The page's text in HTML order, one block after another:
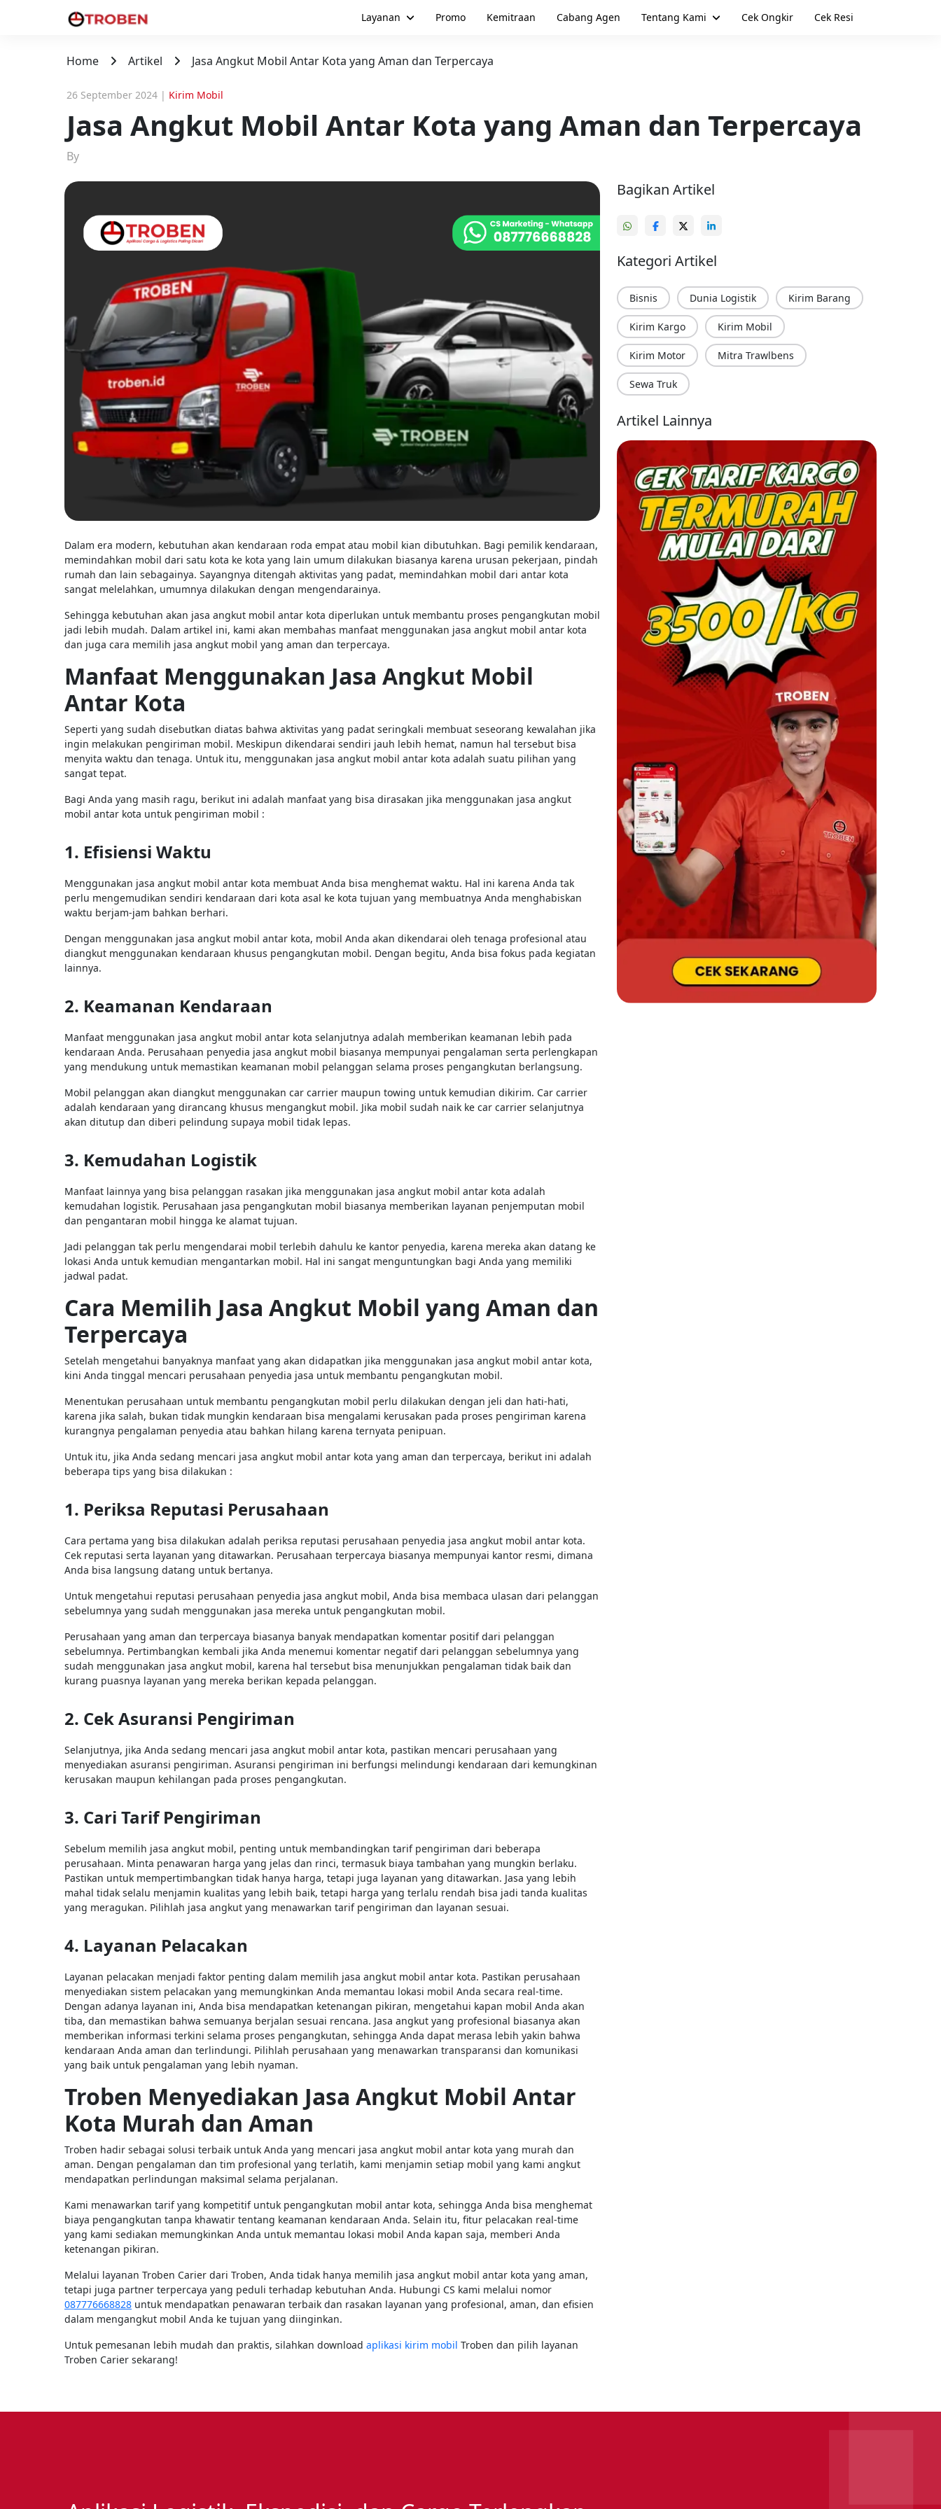
Layanan Promo Kemitraan Cabang Agen Tentang Kami Cek Ongkir Cek Resi
Home Artikel Jasa Angkut Mobil Antar Kota yang Aman dan Terpercaya
26 September 2024 | Kirim Mobil
Jasa Angkut Mobil Antar Kota yang Aman dan Terpercaya
By
Dalam era modern, kebutuhan akan kendaraan roda empat atau mobil kian dibutuhkan. Bagi pemilik kendaraan,
memindahkan mobil dari satu kota ke kota yang lain umum dilakukan biasanya karena urusan pekerjaan, pindah
rumah dan lain sebagainya. Sayangnya ditengah aktivitas yang padat, memindahkan mobil dari antar kota
sangat melelahkan, umumnya dilakukan dengan mengendarainya.
Sehingga kebutuhan akan jasa angkut mobil antar kota diperlukan untuk membantu proses pengangkutan mobil
jadi lebih mudah. Dalam artikel ini, kami akan membahas manfaat menggunakan jasa angkut mobil antar kota
dan juga cara memilih jasa angkut mobil yang aman dan terpercaya.
Manfaat Menggunakan Jasa Angkut Mobil
Antar Kota
Seperti yang sudah disebutkan diatas bahwa aktivitas yang padat seringkali membuat seseorang kewalahan jika
ingin melakukan pengiriman mobil. Meskipun dikendarai sendiri jauh lebih hemat, namun hal tersebut bisa
menyita waktu dan tenaga. Untuk itu, menggunakan jasa angkut mobil antar kota adalah suatu pilihan yang
sangat tepat.
Bagi Anda yang masih ragu, berikut ini adalah manfaat yang bisa dirasakan jika menggunakan jasa angkut
mobil antar kota untuk pengiriman mobil :
1. Efisiensi Waktu
Menggunakan jasa angkut mobil antar kota membuat Anda bisa menghemat waktu. Hal ini karena Anda tak
perlu mengemudikan sendiri kendaraan dari kota asal ke kota tujuan yang membuatnya Anda menghabiskan
waktu berjam-jam bahkan berhari.
Dengan menggunakan jasa angkut mobil antar kota, mobil Anda akan dikendarai oleh tenaga profesional atau
diangkut menggunakan kendaraan khusus pengangkutan mobil. Dengan begitu, Anda bisa fokus pada kegiatan
lainnya.
2. Keamanan Kendaraan
Manfaat menggunakan jasa angkut mobil antar kota selanjutnya adalah memberikan keamanan lebih pada
kendaraan Anda. Perusahaan penyedia jasa angkut mobil biasanya mempunyai pengalaman serta perlengkapan
yang mendukung untuk memastikan keamanan mobil pelanggan selama proses pengangkutan berlangsung.
Mobil pelanggan akan diangkut menggunakan car carrier maupun towing untuk kemudian dikirim. Car carrier
adalah kendaraan yang dirancang khusus mengangkut mobil. Jika mobil sudah naik ke car carrier selanjutnya
akan ditutup dan diberi pelindung supaya mobil tidak lepas.
3. Kemudahan Logistik
Manfaat lainnya yang bisa pelanggan rasakan jika menggunakan jasa angkut mobil antar kota adalah
kemudahan logistik. Perusahaan jasa pengangkutan mobil biasanya memberikan layanan penjemputan mobil
dan pengantaran mobil hingga ke alamat tujuan.
Jadi pelanggan tak perlu mengendarai mobil terlebih dahulu ke kantor penyedia, karena mereka akan datang ke
lokasi Anda untuk kemudian mengantarkan mobil. Hal ini sangat menguntungkan bagi Anda yang memiliki
jadwal padat.
Cara Memilih Jasa Angkut Mobil yang Aman dan
Terpercaya
Setelah mengetahui banyaknya manfaat yang akan didapatkan jika menggunakan jasa angkut mobil antar kota,
kini Anda tinggal mencari perusahaan penyedia jasa untuk membantu pengangkutan mobil.
Menentukan perusahaan untuk membantu pengangkutan mobil perlu dilakukan dengan jeli dan hati-hati,
karena jika salah, bukan tidak mungkin kendaraan bisa mengalami kerusakan pada proses pengiriman karena
kurangnya pengalaman penyedia atau bahkan hilang karena ternyata penipuan.
Untuk itu, jika Anda sedang mencari jasa angkut mobil antar kota yang aman dan terpercaya, berikut ini adalah
beberapa tips yang bisa dilakukan :
1. Periksa Reputasi Perusahaan
Cara pertama yang bisa dilakukan adalah periksa reputasi perusahaan penyedia jasa angkut mobil antar kota.
Cek reputasi serta layanan yang ditawarkan. Perusahaan terpercaya biasanya mempunyai kantor resmi, dimana
Anda bisa langsung datang untuk bertanya.
Untuk mengetahui reputasi perusahaan penyedia jasa angkut mobil, Anda bisa membaca ulasan dari pelanggan
sebelumnya yang sudah menggunakan jasa mereka untuk pengangkutan mobil.
Perusahaan yang aman dan terpercaya biasanya banyak mendapatkan komentar positif dari pelanggan
sebelumnya. Pertimbangkan kembali jika Anda menemui komentar negatif dari pelanggan sebelumnya yang
sudah menggunakan jasa angkut mobil, karena hal tersebut bisa menunjukkan pengalaman tidak baik dan
kurang puasnya layanan yang mereka berikan kepada pelanggan.
2. Cek Asuransi Pengiriman
Selanjutnya, jika Anda sedang mencari jasa angkut mobil antar kota, pastikan mencari perusahaan yang
menyediakan asuransi pengiriman. Asuransi pengiriman ini berfungsi melindungi kendaraan dari kemungkinan
kerusakan maupun kehilangan pada proses pengangkutan.
3. Cari Tarif Pengiriman
Sebelum memilih jasa angkut mobil, penting untuk membandingkan tarif pengiriman dari beberapa
perusahaan. Minta penawaran harga yang jelas dan rinci, termasuk biaya tambahan yang mungkin berlaku.
Pastikan untuk mempertimbangkan tidak hanya harga, tetapi juga layanan yang ditawarkan. Jasa yang lebih
mahal tidak selalu menjamin kualitas yang lebih baik, tetapi harga yang terlalu rendah bisa jadi tanda kualitas
yang meragukan. Pilihlah jasa angkut yang menawarkan tarif pengiriman dan layanan sesuai.
4. Layanan Pelacakan
Layanan pelacakan menjadi faktor penting dalam memilih jasa angkut mobil antar kota. Pastikan perusahaan
menyediakan sistem pelacakan yang memungkinkan Anda memantau lokasi mobil Anda secara real-time.
Dengan adanya layanan ini, Anda bisa mendapatkan ketenangan pikiran, mengetahui kapan mobil Anda akan
tiba, dan memastikan bahwa semuanya berjalan sesuai rencana. Jasa angkut yang profesional biasanya akan
memberikan informasi terkini selama proses pengangkutan, sehingga Anda dapat merasa lebih yakin bahwa
kendaraan Anda aman dan terlindungi. Pilihlah perusahaan yang menawarkan transparansi dan komunikasi
yang baik untuk pengalaman yang lebih nyaman.
Troben Menyediakan Jasa Angkut Mobil Antar
Kota Murah dan Aman
Troben hadir sebagai solusi terbaik untuk Anda yang mencari jasa angkut mobil antar kota yang murah dan
aman. Dengan pengalaman dan tim profesional yang terlatih, kami menjamin setiap mobil yang kami angkut
mendapatkan perlindungan maksimal selama perjalanan.
Kami menawarkan tarif yang kompetitif untuk pengangkutan mobil antar kota, sehingga Anda bisa menghemat
biaya pengangkutan tanpa khawatir tentang keamanan kendaraan Anda. Selain itu, fitur pelacakan real-time
yang kami sediakan memungkinkan Anda untuk memantau lokasi mobil Anda kapan saja, memberi Anda
ketenangan pikiran.
Melalui layanan Troben Carier dari Troben, Anda tidak hanya memilih jasa angkut mobil antar kota yang aman,
tetapi juga partner terpercaya yang peduli terhadap kebutuhan Anda. Hubungi CS kami melalui nomor
087776668828 untuk mendapatkan penawaran terbaik dan rasakan layanan yang profesional, aman, dan efisien
dalam mengangkut mobil Anda ke tujuan yang diinginkan.
Untuk pemesanan lebih mudah dan praktis, silahkan download aplikasi kirim mobil Troben dan pilih layanan
Troben Carier sekarang!
Bagikan Artikel
Kategori Artikel
Bisnis Dunia Logistik Kirim Barang
Kirim Kargo Kirim Mobil
Kirim Motor Mitra Trawlbens
Sewa Truk
Artikel Lainnya